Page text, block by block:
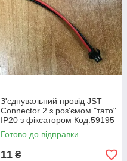
З'єднувальний провід JST
Connector 2 з роз'ємом "тато"
ІP20 з фіксатором Код.59195
Готово до відправки
11 ₴